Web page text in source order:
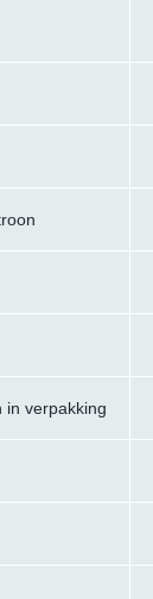
in verpakking